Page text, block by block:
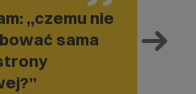
,,czemu nie
sama